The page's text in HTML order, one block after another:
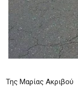
Της Μαρίας Ακριβού